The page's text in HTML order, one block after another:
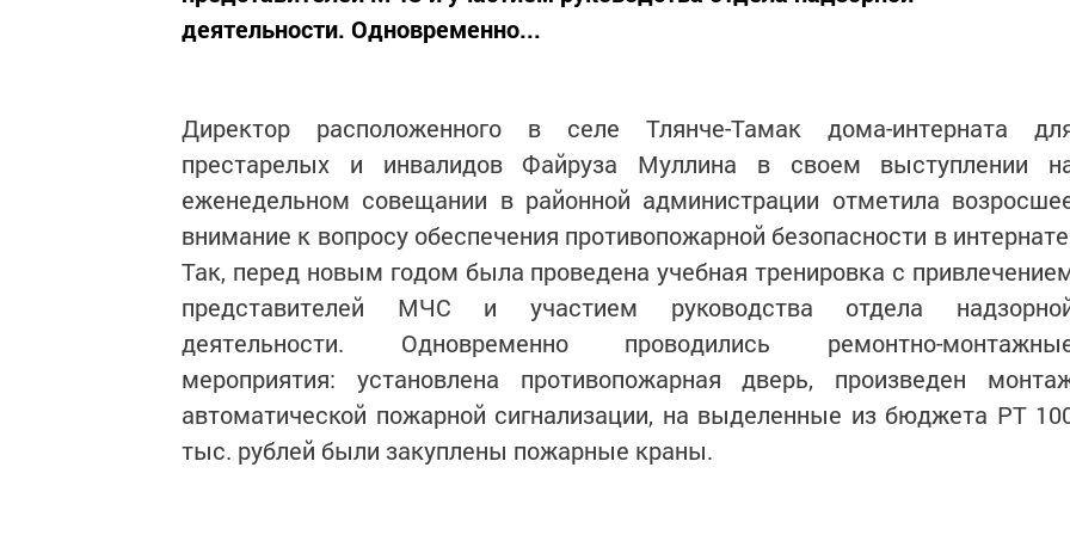
деятельности. Одновременно...
Директор расположенного в селе Тлянче-Тамак дома-интерната
престарелых и инвалидов Файруза Муллина в своем выступлении
еженедельном совещании в районной администрации отметила
внимание к вопросу обеспечения противопожарной безопасности в
Так, перед новым годом была проведена учебная тренировка с
представителей МЧС и участием руководства отдела
деятельности. Одновременно проводились ремонтно-
мероприятия: установлена противопожарная дверь, произведен
автоматической пожарной сигнализации, на выделенные из бюджета РТ
тыс. рублей были закуплены пожарные краны.